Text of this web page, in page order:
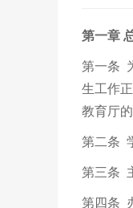
第一章
第一条
生工作
教育厅
第二条
第三条
第四条